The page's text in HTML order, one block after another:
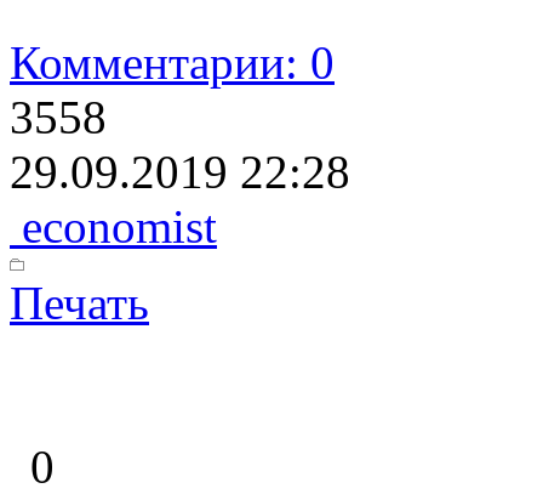
Комментарии: 0
3558
29.09.2019 22:28
economist
Печать
0